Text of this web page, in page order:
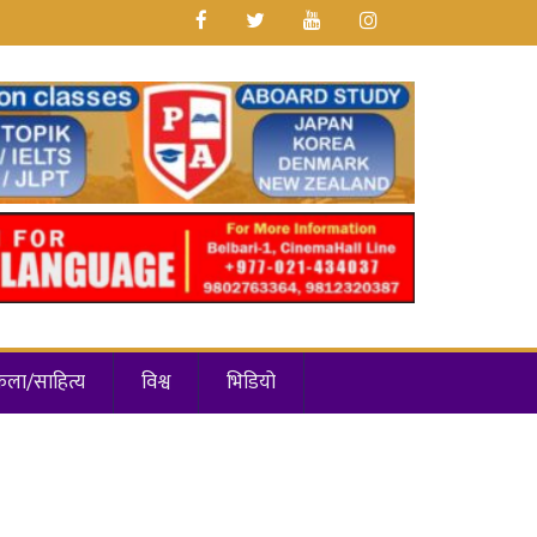
साहित्य विश्व भिडियो